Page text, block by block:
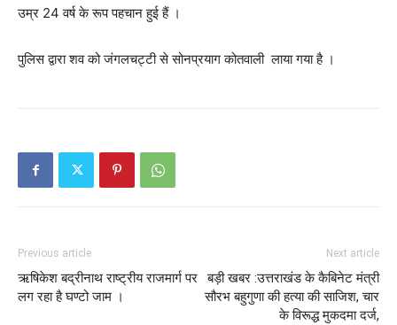
उम्र 24 वर्ष के रूप पहचान हुई हैं ।
पुलिस द्वारा शव को जंगलचट्टी से सोनप्रयाग कोतवाली लाया गया है ।
Previous article
ऋषिकेश बद्रीनाथ राष्ट्रीय राजमार्ग पर
लग रहा है घण्टो जाम ।
Next article
बड़ी खबर :उत्तराखंड के कैबिनेट मंत्री
सौरभ बहुगुणा की हत्या की साजिश, चार
के विरूद्ध मुकदमा दर्ज,